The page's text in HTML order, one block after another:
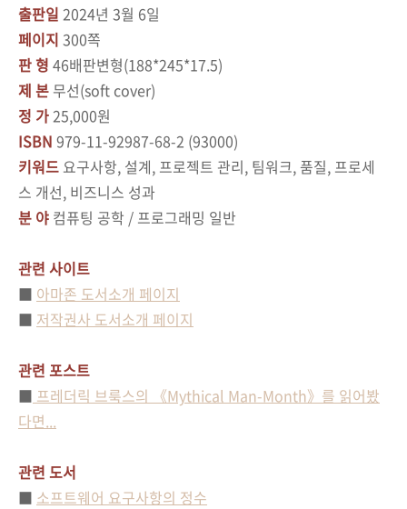
출판일 2024년 3월 6일
페이지 300쪽
판 형 46배판변형(188*245*17.5)
제 본 무선(soft cover)
정 가25,000원
ISBN 979-11-92987-68-2 (93000)
키워드 요구사항, 설계, 프로젝트 관리, 팀워크, 품질, 프로세
스 개선, 비즈니스 성과
분 야 컴퓨팅 공학 / 프로그래밍 일반
관련 사이트
■ 아마존 도서소개 페이지
■ 저작권사 도서소개 페이지
관련 포스트
■ 프레더릭 브룩스의 《Mythical Man-Month》를 읽어봤
다면...
관련 도서
■ 소프트웨어 요구사항의 정수